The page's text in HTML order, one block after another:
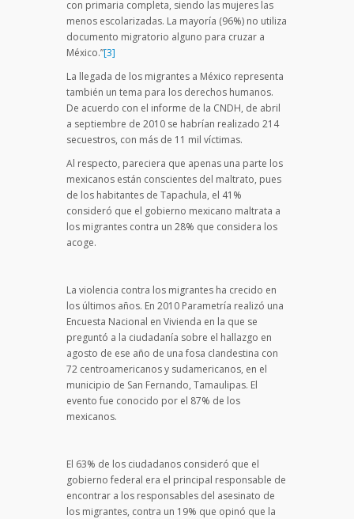
con primaria completa, siendo las mujeres las
menos escolarizadas. La mayoría (96%) no utiliza
documento migratorio alguno para cruzar a
México.”[3]
La llegada de los migrantes a México representa
también un tema para los derechos humanos.
De acuerdo con el informe de la CNDH, de abril
a septiembre de 2010 se habrían realizado 214
secuestros, con más de 11 mil víctimas.
Al respecto, pareciera que apenas una parte los
mexicanos están conscientes del maltrato, pues
de los habitantes de Tapachula, el 41%
consideró que el gobierno mexicano maltrata a
los migrantes contra un 28% que considera los
acoge.
La violencia contra los migrantes ha crecido en
los últimos años. En 2010 Parametría realizó una
Encuesta Nacional en Vivienda en la que se
preguntó a la ciudadanía sobre el hallazgo en
agosto de ese año de una fosa clandestina con
72 centroamericanos y sudamericanos, en el
municipio de San Fernando, Tamaulipas. El
evento fue conocido por el 87% de los
mexicanos.
El 63% de los ciudadanos consideró que el
gobierno federal era el principal responsable de
encontrar a los responsables del asesinato de
los migrantes, contra un 19% que opinó que la